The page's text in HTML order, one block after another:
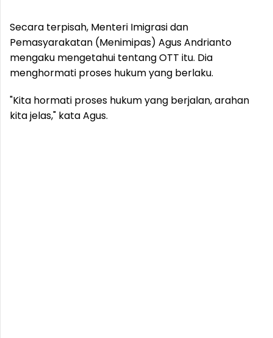
Secara terpisah, Menteri Imigrasi dan
Pemasyarakatan (Menimipas) Agus Andrianto
mengaku mengetahui tentang OTT itu. Dia
menghormati proses hukum yang berlaku.
"Kita hormati proses hukum yang berjalan, arahan
kita jelas," kata Agus.